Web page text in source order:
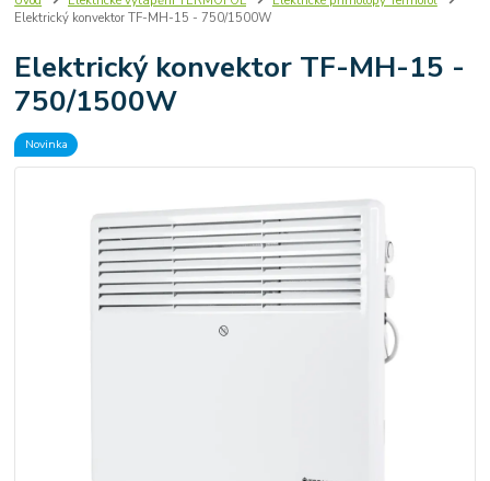
Elektrický konvektor TF-MH-15 - 750/1500W
Elektrický konvektor TF-MH-15 -
750/1500W
Novinka